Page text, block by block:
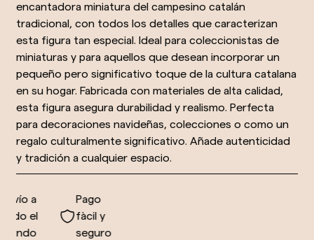
encantadora miniatura del campesino catalán
tradicional, con todos los detalles que caracterizan
esta figura tan especial. Ideal para coleccionistas de
miniaturas y para aquellos que desean incorporar un
pequeño pero significativo toque de la cultura catalana
en su hogar. Fabricada con materiales de alta calidad,
esta figura asegura durabilidad y realismo. Perfecta
para decoraciones navideñas, colecciones o como un
regalo culturalmente significativo. Añade autenticidad
y tradición a cualquier espacio.
a
el
Pago
fàcil y
seguro